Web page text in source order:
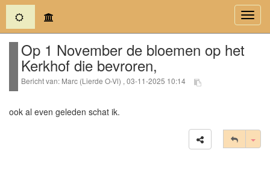
(current)
Op 1 November de bloemen op het
Kerkhof die bevroren,
Bericht van: Marc (Lierde O-Vl) , 03-11-2025 10:14
ook al even geleden schat ik.